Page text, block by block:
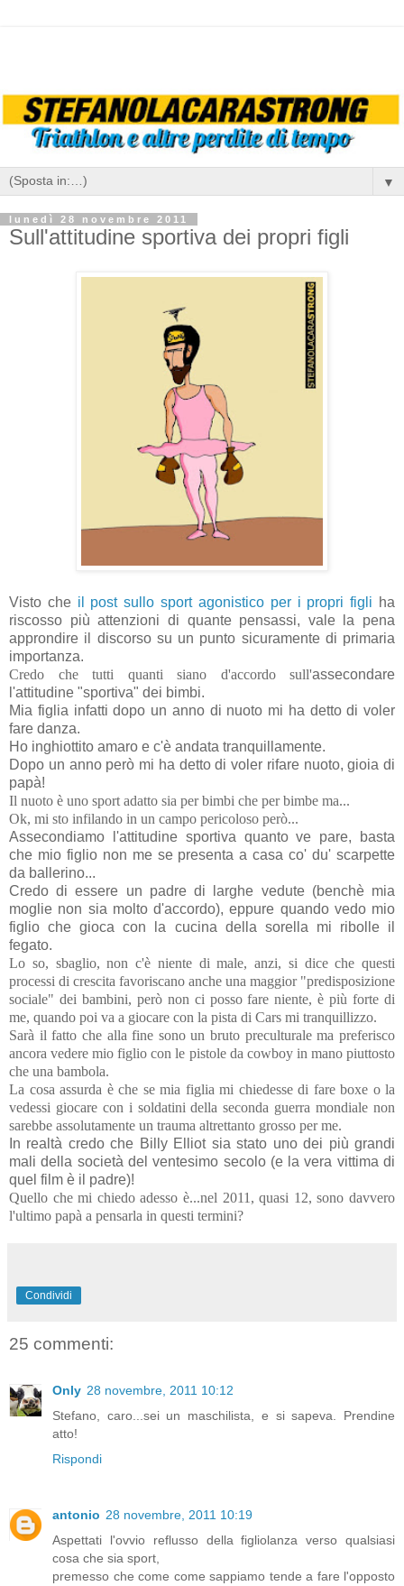
▼
lunedì 28 novembre 2011
Sull'attitudine sportiva dei propri figli
Visto che il post sullo sport agonistico per i propri figli ha
riscosso più attenzioni di quante pensassi, vale la pena
approndire il discorso su un punto sicuramente di primaria
importanza.
Credo che tutti quanti siano d'accordo sull'assecondare
l'attitudine "sportiva" dei bimbi.
Mia figlia infatti dopo un anno di nuoto mi ha detto di voler
fare danza.
Ho inghiottito amaro e c'è andata tranquillamente.
Dopo un anno però mi ha detto di voler rifare nuoto, gioia di
papà!
Il nuoto è uno sport adatto sia per bimbi che per bimbe ma...
Ok, mi sto infilando in un campo pericoloso però...
Assecondiamo l'attitudine sportiva quanto ve pare, basta
che mio figlio non me se presenta a casa co' du' scarpette
da ballerino...
Credo di essere un padre di larghe vedute (benchè mia
moglie non sia molto d'accordo), eppure quando vedo mio
figlio che gioca con la cucina della sorella mi ribolle il
fegato.
Lo so, sbaglio, non c'è niente di male, anzi, si dice che questi
processi di crescita favoriscano anche una maggior "predisposizione
sociale" dei bambini, però non ci posso fare niente, è più forte di
me, quando poi va a giocare con la pista di Cars mi tranquillizzo.
Sarà il fatto che alla fine sono un bruto preculturale ma preferisco
ancora vedere mio figlio con le pistole da cowboy in mano piuttosto
che una bambola.
La cosa assurda è che se mia figlia mi chiedesse di fare boxe o la
vedessi giocare con i soldatini della seconda guerra mondiale non
sarebbe assolutamente un trauma altrettanto grosso per me.
In realtà credo che Billy Elliot sia stato uno dei più grandi
mali della società del ventesimo secolo (e la vera vittima di
quel film è il padre)!
Quello che mi chiedo adesso è...nel 2011, quasi 12, sono davvero
l'ultimo papà a pensarla in questi termini?
Condividi
25 commenti:
Only 28 novembre, 2011 10:12
Stefano, caro...sei un maschilista, e si sapeva. Prendine
atto!
Rispondi
antonio 28 novembre, 2011 10:19
Aspettati l'ovvio reflusso della figliolanza verso qualsiasi
cosa che sia sport,
premesso che come come sappiamo tende a fare l'opposto